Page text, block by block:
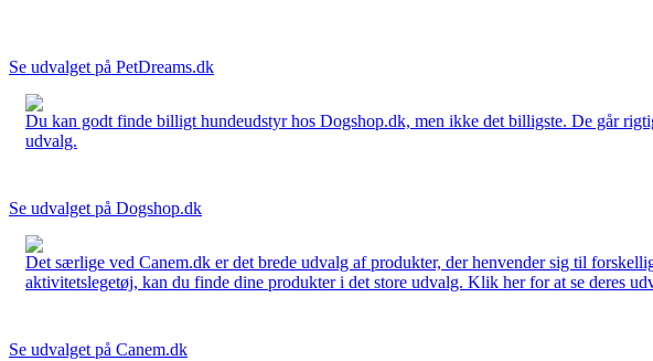
Se udvalget på PetDreams.dk
Du kan godt finde billigt hundeudstyr hos Dogshop.dk, men ikke det billigste. De går
udvalg.
Se udvalget på Dogshop.dk
Det særlige ved Canem.dk er det brede udvalg af produkter, der henvender sig til
aktivitetslegetøj, kan du finde dine produkter i det store udvalg. Klik her for at se deres
Se udvalget på Canem.dk